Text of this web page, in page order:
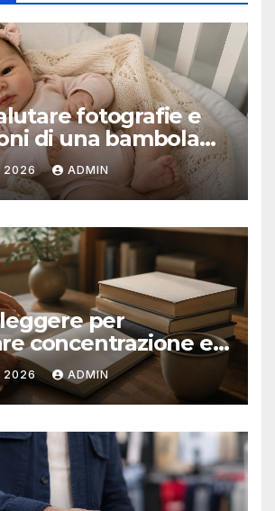
fotografie e
di una bambola
2026 ADMIN
per
concentrazione e
2026 ADMIN